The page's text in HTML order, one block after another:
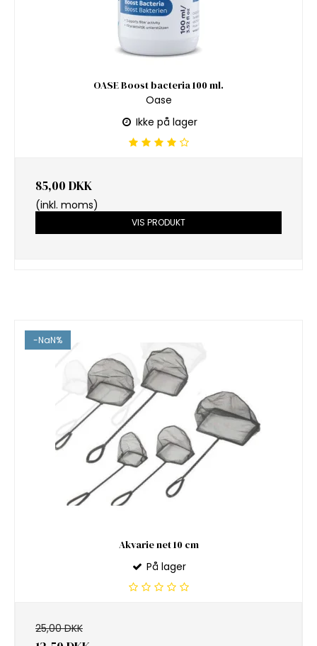
OASE Boost bacteria 100 ml.
Oase
Ikke på lager
85,00 DKK
(inkl. moms)
VIS PRODUKT
-NaN%
Akvarie net 10 cm
På lager
25,00 DKK